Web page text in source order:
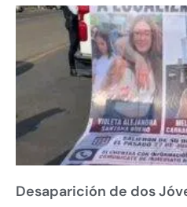
Desaparición de dos